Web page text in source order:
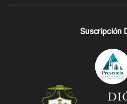
Suscripción